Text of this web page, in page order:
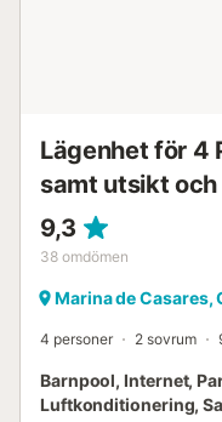
Lägenhet för 4
samt utsikt
9,3
38 omdömen
Marina de Casares,
4 personer 2 sovrum
Barnpool, Internet,
Luftkonditionering,